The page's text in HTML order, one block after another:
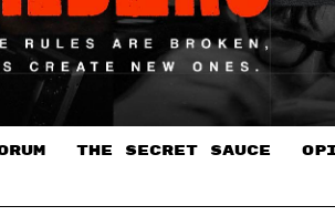
THE SECRET SAUCE​